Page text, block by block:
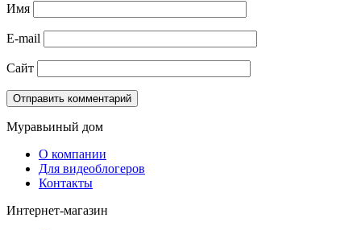
Имя
E-mail
Сайт
Муравьиный дом
О компании
Для видеоблогеров
Контакты
Интернет-магазин